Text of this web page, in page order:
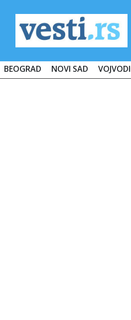
BEOGRAD NOVI SAD